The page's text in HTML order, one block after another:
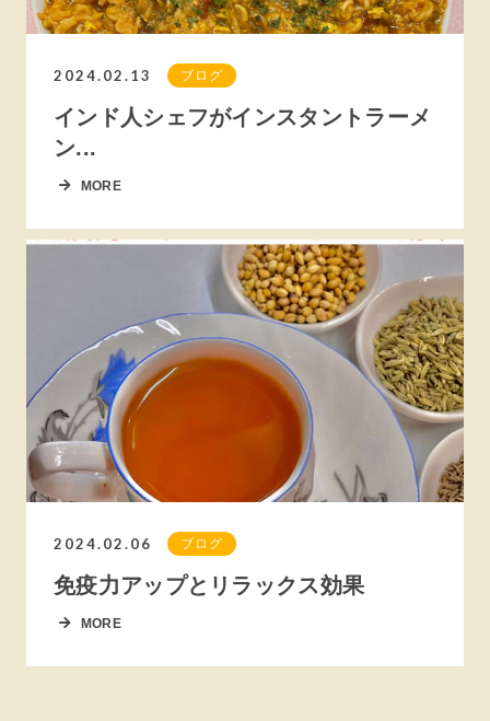
2024.02.13 ブログ
インド人シェフがインスタントラーメ
ン...
MORE
2024.02.06 ブログ
免疫力アップとリラックス効果
MORE